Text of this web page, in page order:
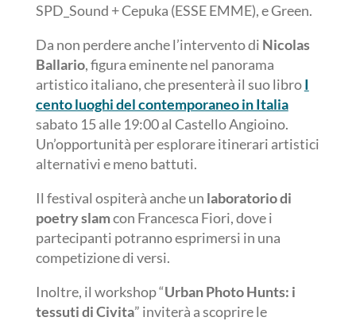
SPD_Sound + Cepuka (ESSE EMME), e Green.
Da non perdere anche l’intervento di Nicolas
Ballario, figura eminente nel panorama
artistico italiano, che presenterà il suo libroI
cento luoghi del contemporaneo in Italia
sabato 15 alle 19:00 al Castello Angioino.
Un’opportunità per esplorare itinerari artistici
alternativi e meno battuti.
Il festival ospiterà anche un laboratorio di
poetry slamcon Francesca Fiori, dove i
partecipanti potranno esprimersi in una
competizione di versi.
Inoltre, il workshop “Urban Photo Hunts: i
tessuti di Civita” inviterà a scoprire le